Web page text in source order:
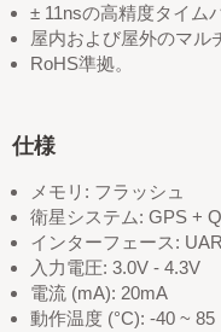
± 11nsの高精度タイム
屋内および屋外のマル
RoHS準拠。
仕様
メモリ: フラッシュ
衛星システム: GPS +
インターフェース:
入力電圧: 3.0V - 4.3V
電流 (mA): 20mA
動作温度 (°C): -40 ~ 85